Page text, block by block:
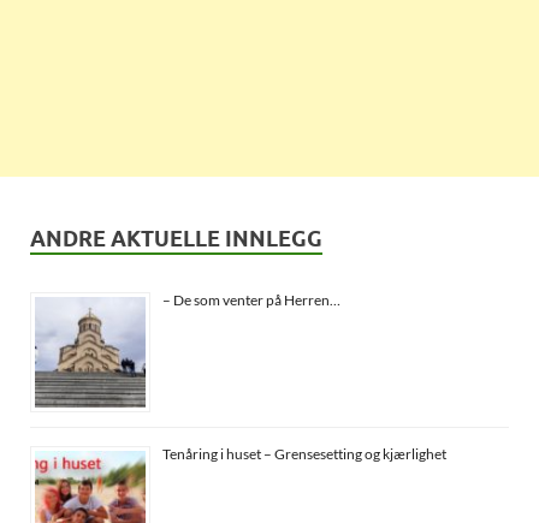
ANDRE AKTUELLE INNLEGG
– De som venter på Herren…
Tenåring i huset – Grensesetting og kjærlighet